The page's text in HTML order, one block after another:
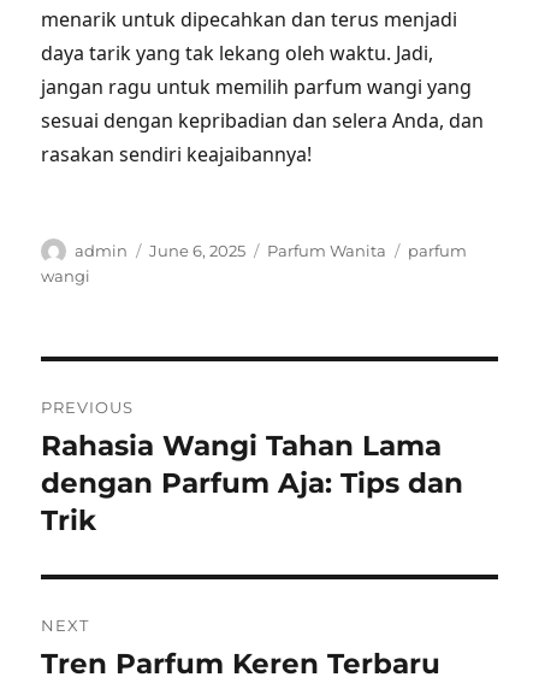
menarik untuk dipecahkan dan terus menjadi
daya tarik yang tak lekang oleh waktu. Jadi,
jangan ragu untuk memilih parfum wangi yang
sesuai dengan kepribadian dan selera Anda, dan
rasakan sendiri keajaibannya!
Author
admin
Posted
June 6, 2025 Categories
Parfum Wanita Tags
parfum
wangi
navigation
PREVIOUS
Previous
post:
Rahasia Wangi Tahan Lama
dengan Parfum Aja: Tips dan
Trik
NEXT
Next
Tren Parfum Keren Terbaru